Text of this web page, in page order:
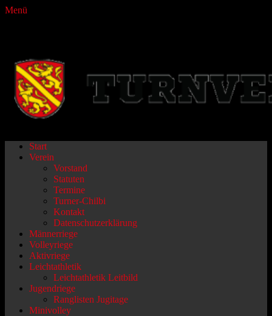
Menü
Primäres
Menü
Zum
Inhalt
Start
Verein
Vorstand
Statuten
Termine
Turner-Chilbi
Kontakt
Datenschutzerklärung
Männerriege
Volleyriege
Aktivriege
Leichtathletik
Leichtathletik Leitbild
Jugendriege
Ranglisten Jugitage
Minivolley